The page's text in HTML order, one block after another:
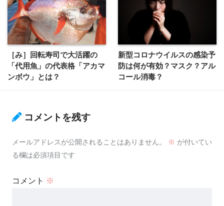
［み］回転寿司で大活躍の
「代用魚」の代表格「アカマ
ンボウ」とは？
新型コロナウイルスの感染予
防は何が有効？マスク？アル
コール消毒？
コメントを残す
メールアドレスが公開されることはありません。 ※ が付いてい
る欄は必須項目です
コメント ※